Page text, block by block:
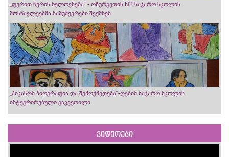
„ფერით წერის ხელოვნება“ - ოზურგეთის N2 საჯარო სკოლის
მოსწავლეებმა ნამუშევრები შექმნეს
„პიკასოს ბიოგრაფია და შემოქმედება“-ღების საჯარო სკოლის
ინტეგრირებული გაკვეთილი
ვიდეოები